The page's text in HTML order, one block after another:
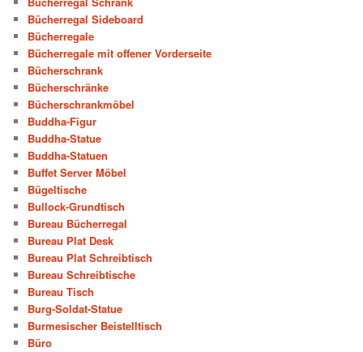
Bücherregal Sideboard
Bücherregale
Bücherregale mit offener Vorderseite
Bücherschrank
Bücherschränke
Bücherschrankmöbel
Buddha-Figur
Buddha-Statue
Buddha-Statuen
Buffet Server Möbel
Bügeltische
Bullock-Grundtisch
Bureau Bücherregal
Bureau Plat Desk
Bureau Plat Schreibtisch
Bureau Schreibtische
Bureau Tisch
Burg-Soldat-Statue
Burmesischer Beistelltisch
Büro